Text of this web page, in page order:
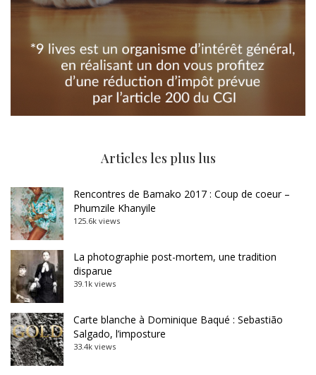
Articles les plus lus
Rencontres de Bamako 2017 : Coup de coeur –
Phumzile Khanyile
125.6k views
La photographie post-mortem, une tradition
disparue
39.1k views
Carte blanche à Dominique Baqué : Sebastião
Salgado, l’imposture
33.4k views